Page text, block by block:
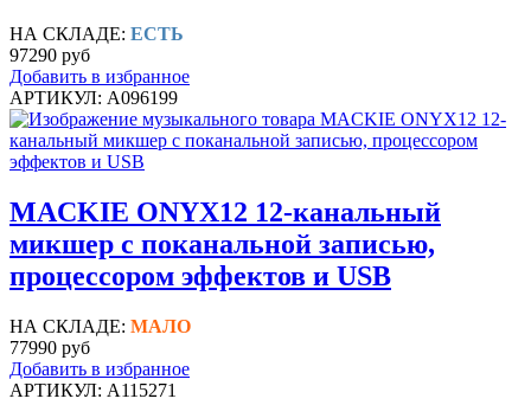
НА СКЛАДЕ: ЕСТЬ
97290 руб
Добавить в избранное
АРТИКУЛ: A096199
MACKIE ONYX12 12-канальный
микшер с поканальной записью,
процессором эффектов и USB
НА СКЛАДЕ: МАЛО
77990 руб
Добавить в избранное
АРТИКУЛ: A115271